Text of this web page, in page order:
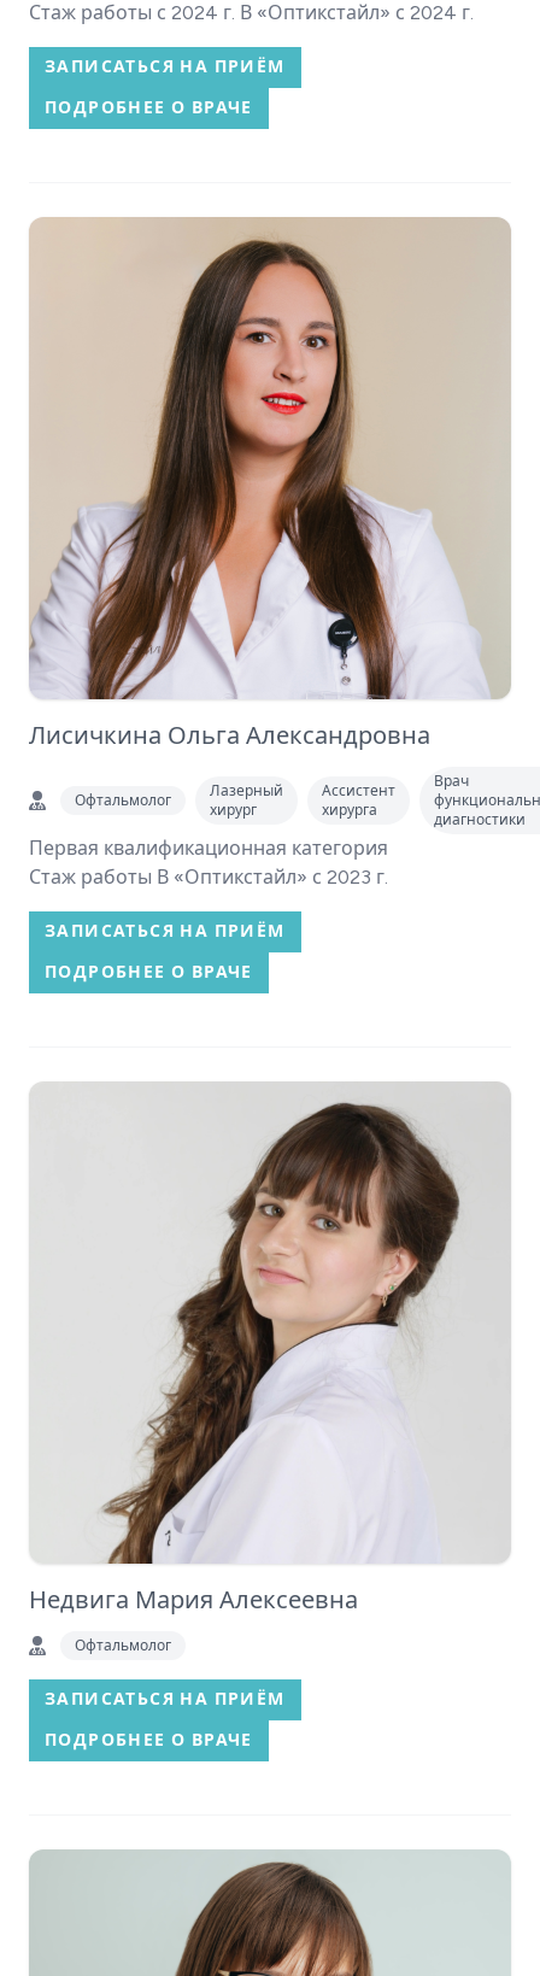
Стаж работы с 2024 г. В «Оптикстайл» с 2024 г.
ЗАПИСАТЬСЯ НА ПРИЁМ
ПОДРОБНЕЕ О ВРАЧЕ
Лисичкина Ольга Александровна
Офтальмолог
Лазерный
хирург
Ассистент
хирурга
Врач
диагностики
Первая квалификационная категория
Стаж работы В «Оптикстайл» с 2023 г.
ЗАПИСАТЬСЯ НА ПРИЁМ
ПОДРОБНЕЕ О ВРАЧЕ
Недвига Мария Алексеевна
Офтальмолог
ЗАПИСАТЬСЯ НА ПРИЁМ
ПОДРОБНЕЕ О ВРАЧЕ